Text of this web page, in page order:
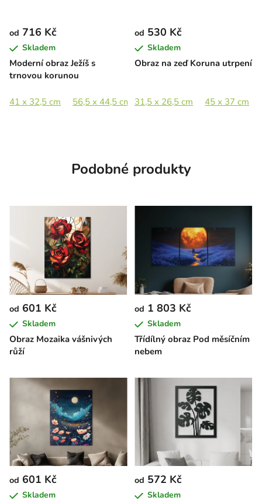
Moderní obraz Ježíš s
trnovou korunou
od 716 Kč
Skladem
41 x 32,5 cm 56,5 x 44,5 cm 82,5 x 65 cm 113 x 89 cm
Obraz na zeď Koruna utrpení
od 530 Kč
Skladem
31,5 x 26,5 cm 45 x 37 cm
Podobné produkty
Obraz Mozaika vášnivých
růží
od 601 Kč
Skladem
Třídílný obraz Pod měsíčním
nebem
od 1 803 Kč
Skladem
od 601 Kč
Skladem
od 572 Kč
Skladem